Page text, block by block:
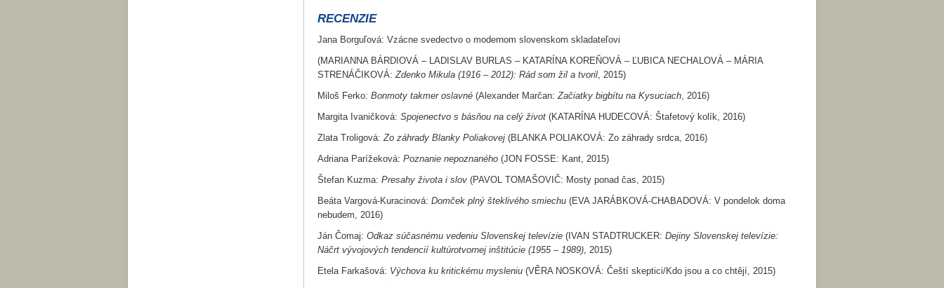
RECENZIE
Jana Borguľová: Vzácne svedectvo o modernom slovenskom skladateľovi
(MARIANNA BÁRDIOVÁ – LADISLAV BURLAS – KATARÍNA KOREŇOVÁ – ĽUBICA NECHALOVÁ – MÁRIA
STRENÁČIKOVÁ:Zdenko Mikula (1916 – 2012): Rád som žil a tvoril, 2015)
Miloš Ferko: Bonmoty takmer oslavné (Alexander Marčan:Začiatky bigbítu na Kysuciach, 2016)
Margita Ivaničková: Spojenectvo s básňou na celý život (KATARÍNA HUDECOVÁ: Štafetový kolík, 2016)
Zlata Troligová:Zo záhrady Blanky Poliakovej (BLANKA POLIAKOVÁ: Zo záhrady srdca, 2016)
Adriana Parížeková: Poznanie nepoznaného (JON FOSSE: Kant, 2015)
Štefan Kuzma: Presahy života i slov (PAVOL TOMAŠOVIČ: Mosty ponad čas, 2015)
Beáta Vargová-Kuracinová: Domček plný šteklivého smiechu (EVA JARÁBKOVÁ-CHABADOVÁ: V pondelok doma
nebudem, 2016)
Ján Čomaj: Odkaz súčasnému vedeniu Slovenskej televízie (IVAN STADTRUCKER: Dejiny Slovenskej televízie:
Náčrt vývojových tendencií kultúrotvornej inštitúcie (1955 – 1989), 2015)
Etela Farkašová: Výchova ku kritickému mysleniu (VĚRA NOSKOVÁ: Čeští skeptici/Kdo jsou a co chtějí, 2015)